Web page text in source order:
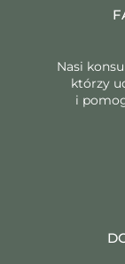
Nasi
którzy
i